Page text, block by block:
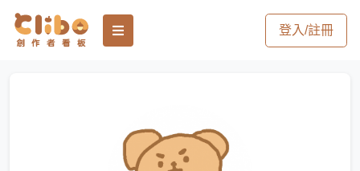
登入/註冊